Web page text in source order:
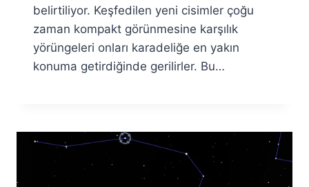
belirtiliyor. Keşfedilen yeni cisimler çoğu
zaman kompakt görünmesine karşılık
yörüngeleri onları karadeliğe en yakın
konuma getirdiğinde gerilirler. Bu…